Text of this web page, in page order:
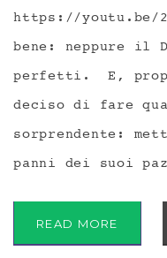
https://youtu.be/
bene: neppure il
perfetti. E,
deciso di fare
sorprendente:
panni dei suoi
READ MORE